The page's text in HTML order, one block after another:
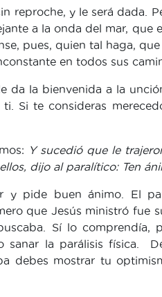
reproche, y le será dada.
a la onda del mar, que
pues, quien tal haga,
en todos sus
da la bienvenida a la
Si te consideras
Y sucedió que le
dijo al paralítico: Ten
y pide buen ánimo. El
que Jesús ministró fue
Sí lo comprendía,
sanar la parálisis física.
debes mostrar tu